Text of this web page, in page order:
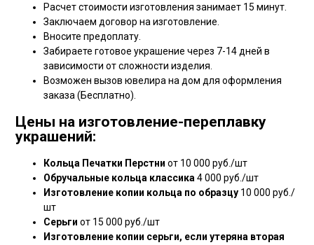
Расчет стоимости изготовления занимает 15 минут.
Заключаем договор на изготовление.
Вносите предоплату.
Забираете готовое украшение через 7-14 дней в
зависимости от сложности изделия.
Возможен вызов ювелира на дом для оформления
заказа (Бесплатно).
Цены на изготовление-переплавку
украшений:
Кольца Печатки Перстниот 10 000 руб./шт
Обручальные кольца классика4 000 руб./шт
Изготовление копии кольца по образцу 10 000 руб./
шт
Серьги от 15 000 руб./шт
Изготовление копии серьги, если утеряна вторая